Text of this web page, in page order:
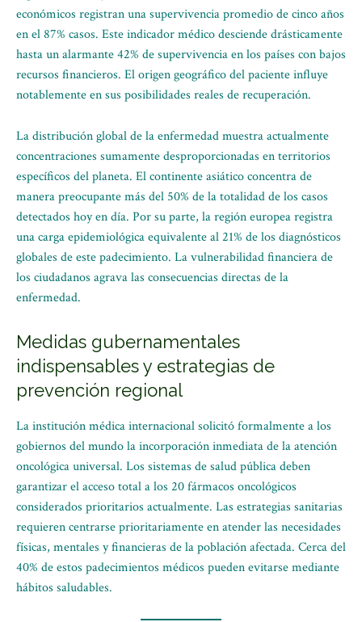
económicos registran una supervivencia promedio de cinco años
en el 87% casos. Este indicador médico desciende drásticamente
hasta un alarmante 42% de supervivencia en los países con bajos
recursos financieros. El origen geográfico del paciente influye
notablemente en sus posibilidades reales de recuperación.
La distribución global de la enfermedad muestra actualmente
concentraciones sumamente desproporcionadas en territorios
específicos del planeta. El continente asiático concentra de
manera preocupante más del 50% de la totalidad de los casos
detectados hoy en día. Por su parte, la región europea registra
una carga epidemiológica equivalente al 21% de los diagnósticos
globales de este padecimiento. La vulnerabilidad financiera de
los ciudadanos agrava las consecuencias directas de la
enfermedad.
Medidas gubernamentales
indispensables y estrategias de
prevención regional
La institución médica internacional solicitó formalmente a los
gobiernos del mundo la incorporación inmediata de la atención
oncológica universal. Los sistemas de salud pública deben
garantizar el acceso total a los 20 fármacos oncológicos
considerados prioritarios actualmente. Las estrategias sanitarias
requieren centrarse prioritariamente en atender las necesidades
físicas, mentales y financieras de la población afectada. Cerca del
40% de estos padecimientos médicos pueden evitarse mediante
hábitos saludables.